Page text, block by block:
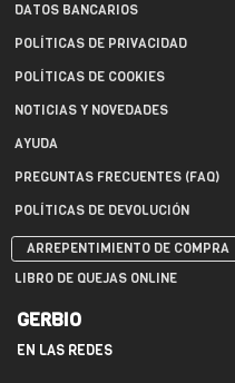
DATOS BANCARIOS
POLÍTICAS DE PRIVACIDAD
POLÍTICAS DE COOKIES
NOTICIAS Y NOVEDADES
AYUDA
PREGUNTAS FRECUENTES (FAQ)
POLÍTICAS DE DEVOLUCIÓN
ARREPENTIMIENTO DE COMPRA
LIBRO DE QUEJAS ONLINE
GERBIO
EN LAS REDES